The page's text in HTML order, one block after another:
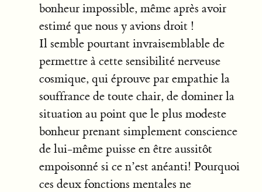
bonheur impossible, même après avoir
estimé que nous y avions droit !
Il semble pourtant invraisemblable de
permettre à cette sensibilité nerveuse
cosmique, qui éprouve par empathie la
souffrance de toute chair, de dominer la
situation au point que le plus modeste
bonheur prenant simplement conscience
de lui-même puisse en être aussitôt
empoisonné si ce n’est anéanti! Pourquoi
ces deux fonctions mentales ne